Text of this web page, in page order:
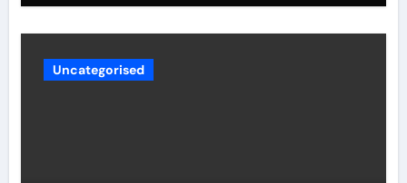
Uncategorised